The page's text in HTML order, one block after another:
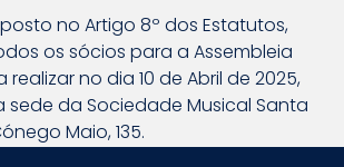
no Artigo 8º dos Estatutos,
os sócios para a Assembleia
realizar no dia 10 de Abril de 2025,
sede da Sociedade Musical Santa
Maio, 135.